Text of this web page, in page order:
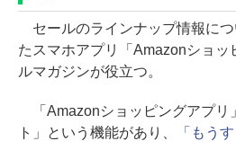
セールのラインナップ情報に
たスマホアプリ「Amazonショッ
ルマガジンが役立つ。
「Amazonショッピングアプリ
ト」という機能があり、
「もう